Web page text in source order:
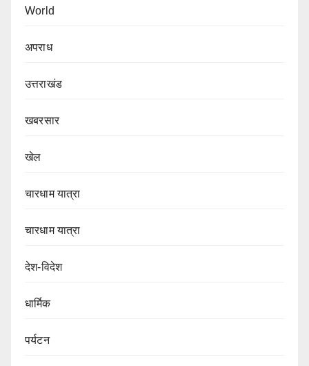
World
अपराध
उत्तराखंड
खबरसार
खेल
चारधाम यात्रा
चारधाम यात्रा
देश-विदेश
धार्मिक
पर्यटन